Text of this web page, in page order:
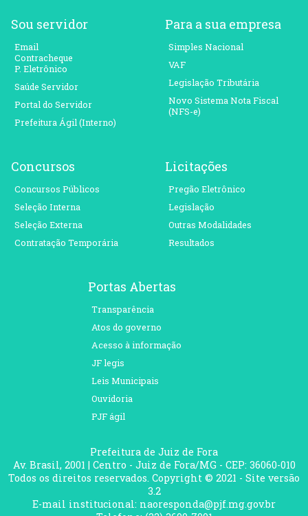
Sou servidor
Email
Contracheque
P. Eletrônico
Saúde Servidor
Portal do Servidor
Prefeitura Ágil (Interno)
Para a sua empresa
Simples Nacional
VAF
Legislação Tributária
Novo Sistema Nota Fiscal
(NFS-e)
Concursos
Concursos Públicos
Seleção Interna
Seleção Externa
Contratação Temporária
Licitações
Pregão Eletrônico
Legislação
Outras Modalidades
Resultados
Portas Abertas
Transparência
Atos do governo
Acesso à informação
JF legis
Leis Municipais
Ouvidoria
PJF ágil
Prefeitura de Juiz de Fora
Av. Brasil, 2001 | Centro - Juiz de Fora/MG - CEP: 36060-010
Todos os direitos reservados. Copyright © 2021 - Site versão
3.2
E-mail institucional: naoresponda@pjf.mg.gov.br